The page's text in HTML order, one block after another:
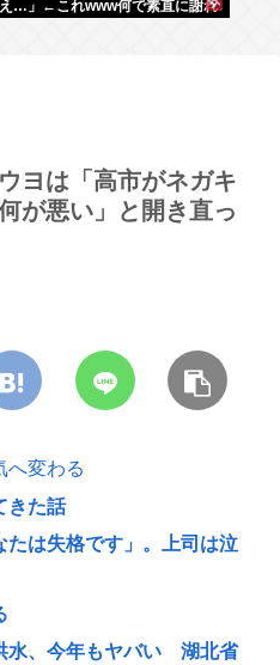
え…」←これwww何で素直に謝れ
ヨは「高市がネガキ
が悪い」と開き直っ
へ変わる
きた話
は失格です」。上司は泣
水、今年もヤバい 湖北省